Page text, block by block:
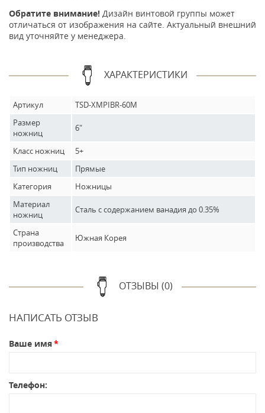
Обратите внимание! Дизайн винтовой группы может
отличаться от изображения на сайте. Актуальный внешний
вид уточняйте у менеджера.
ХАРАКТЕРИСТИКИ
Артикул
TSD-XMPIBR-60M
Размер
ножниц
6"
Класс ножниц
5+
Тип ножниц
Прямые
Категория
Ножницы
Материал
ножниц
Сталь с содержанием ванадия до 0.35%
Страна
производства
Южная Корея
ОТЗЫВЫ (0)
НАПИСАТЬ ОТЗЫВ
Ваше имя
Телефон: